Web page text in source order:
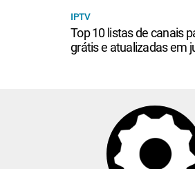
IPTV
Top 10 listas de canais
grátis e atualizadas em